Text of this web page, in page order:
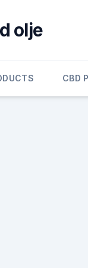
olje
CBD